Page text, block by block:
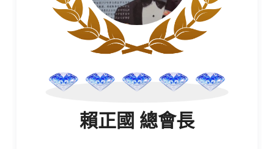
賴正國 總會長